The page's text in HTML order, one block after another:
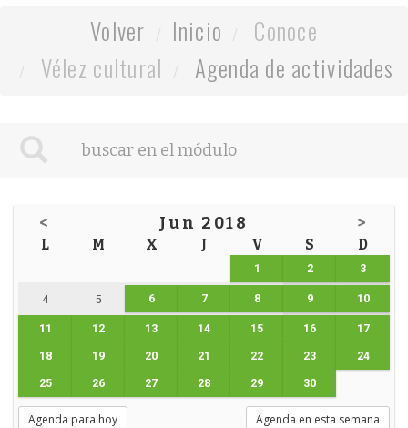
Volver Inicio
Conoce
Vélez cultural
Agenda de actividades
< Jun 2018 >
L M X J V S D
1 2 3
4 5 6 7 8 9 10
11 12 13 14 15 16 17
18 19 20 21 22 23 24
25 26 27 28 29 30
Agenda para hoy Agenda en esta semana